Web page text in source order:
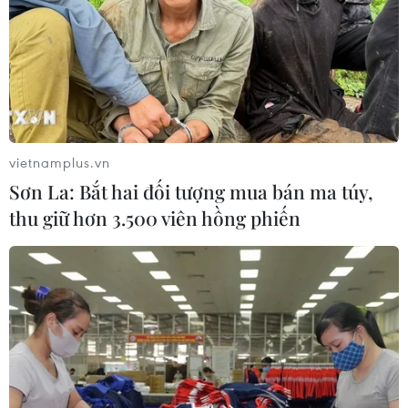
kiểu, nhuộm màu
24/02/2026 23:00
Làm thế nào để cứu nguy làn da
xuống cấp sau kỳ nghỉ dài?
22/02/2026 22:30
Bí quyết lấy lại vóc dáng sau Tết bền
vững không cực đoan
22/02/2026 02:09
Bạn đã biết đến những tác động của
vietnamplus.vn
Sơn La: Bắt hai đối tượng mua bán ma túy,
thu giữ hơn 3.500 viên hồng phiến